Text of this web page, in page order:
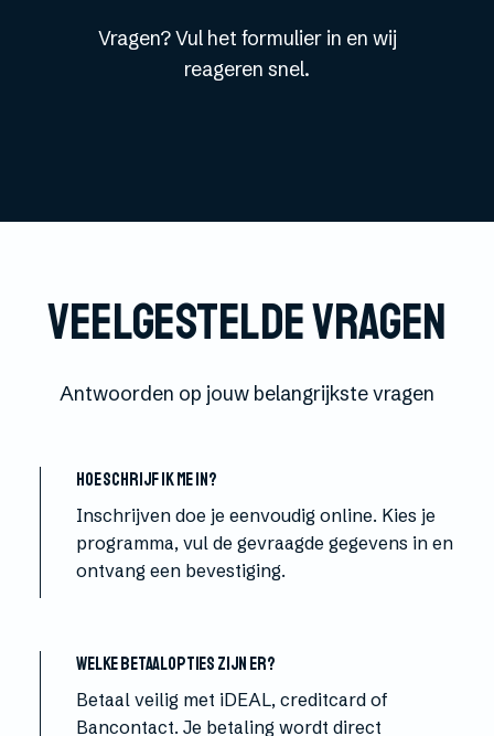
Vragen? Vul het formulier in en wij
reageren snel.
Veelgestelde vragen
Antwoorden op jouw belangrijkste vragen
Hoe schrijf ik me in?
Inschrijven doe je eenvoudig online. Kies je
programma, vul de gevraagde gegevens in en
ontvang een bevestiging.
Welke betaalopties zijn er?
Betaal veilig met iDEAL, creditcard of
Bancontact. Je betaling wordt direct